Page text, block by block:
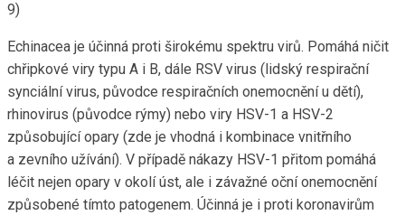
9)
Echinacea je účinná proti širokému spektru virů. Pomáhá ničit
chřipkové viry typu A i B, dále RSV virus (lidský respirační
synciální virus, původce respiračních onemocnění u dětí),
rhinovirus (původce rýmy) nebo viry HSV-1 a HSV-2
způsobující opary (zde je vhodná i kombinace vnitřního
a zevního užívání). V případě nákazy HSV-1 přitom pomáhá
léčit nejen opary v okolí úst, ale i závažné oční onemocnění
způsobené tímto patogenem. Účinná je i proti koronavirům